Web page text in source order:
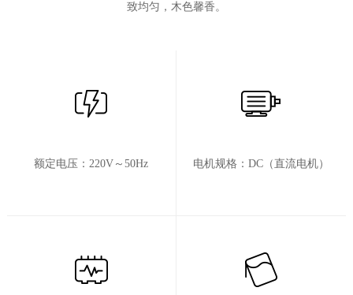
致均匀，木色馨香。
额定电压：220V～50Hz 电机规格：DC（直流电机）